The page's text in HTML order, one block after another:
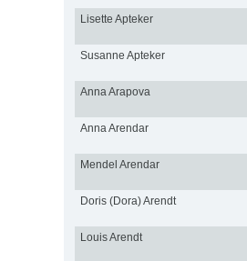
Lisette Apteker
Susanne Apteker
Anna Arapova
Anna Arendar
Mendel Arendar
Doris (Dora) Arendt
Louis Arendt